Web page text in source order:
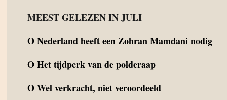
MEEST GELEZEN IN JULI
ONederland heeft een Zohran Mamdani nodig
OHet tijdperk van de polderaap
OWel verkracht, niet veroordeeld